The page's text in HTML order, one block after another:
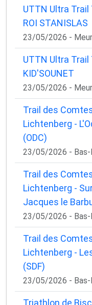
UTTN Ultra Trail
ROI STANISLAS
23/05/2026 -
UTTN Ultra Trail
KID'SOUNET
23/05/2026 -
Trail des
Lichtenberg -
(ODC)
23/05/2026 - Bas-
Trail des
Lichtenberg -
Jacques le
23/05/2026 - Bas-
Trail des
Lichtenberg -
(SDF)
23/05/2026 - Bas-
Triathlon de